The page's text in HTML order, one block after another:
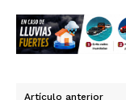
Artículo anterior